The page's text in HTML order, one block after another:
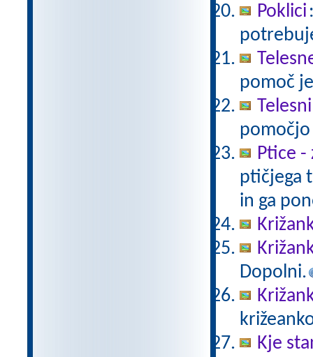
Poklici
pomoč
Ptice -
ptičjega
in ga
Dopolni.
Kje